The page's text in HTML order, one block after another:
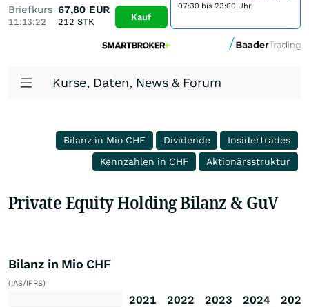
Briefkurs
11:13:22
67,80 EUR
212 STK Kauf
07:30 bis 23:00 Uhr
Kurse, Daten, News & Forum
Bilanz in Mio CHF Dividende
Insidertrades
Kennzahlen in CHF
Aktionärsstruktur
Private Equity Holding Bilanz & GuV
Bilanz in Mio CHF
(IAS/IFRS)
2021 2022 2023 2024
2025